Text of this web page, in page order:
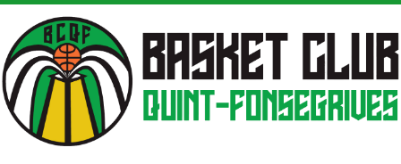
Passer
contenu